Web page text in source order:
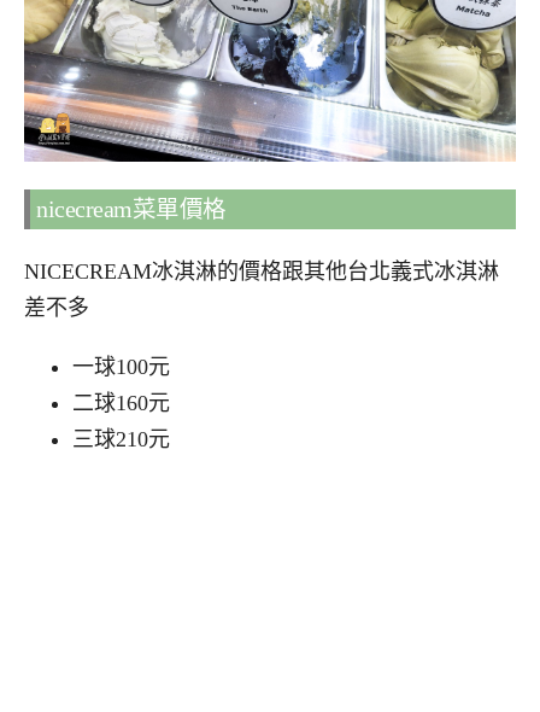
nicecream菜單價格
NICECREAM冰淇淋的價格跟其他台北義式冰淇淋
差不多
一球100元
二球160元
三球210元